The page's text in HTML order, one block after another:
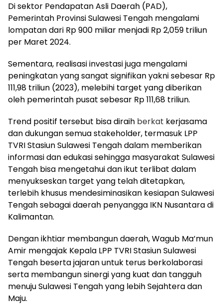
Di sektor Pendapatan Asli Daerah (PAD),
Pemerintah Provinsi Sulawesi Tengah mengalami
lompatan dari Rp 900 miliar menjadi Rp 2,059 triliun
per Maret 2024.
Sementara, realisasi investasi juga mengalami
peningkatan yang sangat signifikan yakni sebesar Rp
111,98 triliun (2023), melebihi target yang diberikan
oleh pemerintah pusat sebesar Rp 111,68 triliun.
Trend positif tersebut bisa diraih berkat kerjasama
dan dukungan semua stakeholder, termasuk LPP
TVRI Stasiun Sulawesi Tengah dalam memberikan
informasi dan edukasi sehingga masyarakat Sulawesi
Tengah bisa mengetahui dan ikut terlibat dalam
menyukseskan target yang telah ditetapkan,
terlebih khusus mendesiminasikan kesiapan Sulawesi
Tengah sebagai daerah penyangga IKN Nusantara di
Kalimantan.
Dengan ikhtiar membangun daerah, Wagub Ma’mun
Amir mengajak Kepala LPP TVRI Stasiun Sulawesi
Tengah beserta jajaran untuk terus berkolaborasi
serta membangun sinergi yang kuat dan tangguh
menuju Sulawesi Tengah yang lebih Sejahtera dan
Maju.